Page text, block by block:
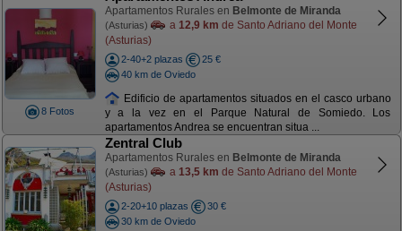
8 Fotos
Apartamentos Rurales en Belmonte de Miranda
(Asturias) a 12,9 km de Santo Adriano del Monte
(Asturias)
2-40+2 plazas
25 €
40 km de Oviedo
Edificio de apartamentos situados en el casco urbano
y a la vez en el Parque Natural de Somiedo. Los
apartamentos Andrea se encuentran situa ...
Zentral Club
Apartamentos Rurales en Belmonte de Miranda
(Asturias) a 13,5 km de Santo Adriano del Monte
(Asturias)
2-20+10 plazas
30 €
30 km de Oviedo